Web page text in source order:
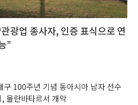
광업 종사자, 인증 표식으로 연
”
구 100주년 기념 동아시아 남자 선수
울란바타르서 개막